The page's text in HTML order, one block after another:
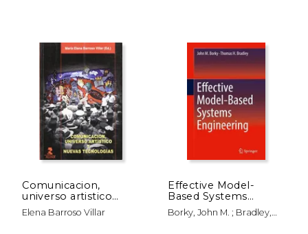
40%
dcto. $ 43.10
39%
dcto.
Comunicacion,
universo artistico
ynuevas tecnologias
Elena Barroso Villar
Effective Model-
Based Systems
Engineering (en
Inglés)
Borky, John M. ; Bradley,